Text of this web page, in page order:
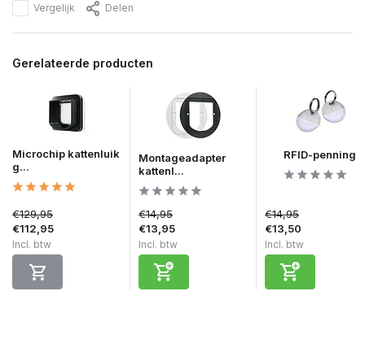
Vergelijk Delen
Gerelateerde producten
Microchip kattenluik
g...
€129,95
€112,95
Incl. btw
Montageadapter
kattenl...
€14,95
€13,95
Incl. btw
RFID-penning
€14,95
€13,50
Incl. btw